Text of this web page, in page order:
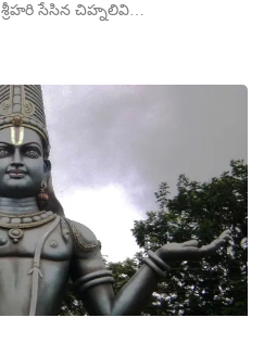
శ్రీహరి సేసిన చిహ్నలివి…